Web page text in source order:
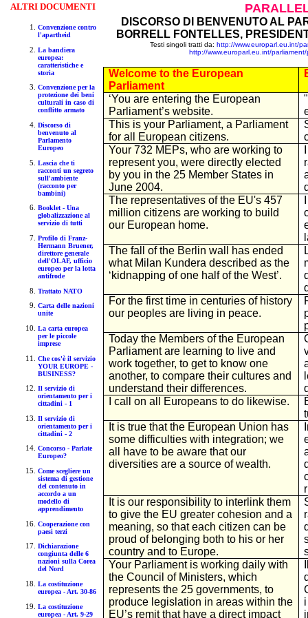
ALTRI DOCUMENTI
Convenzione contro
l'apartheid
La bandiera
europea:
caratteristiche e
storia
Convenzione per la
protezione dei beni
culturali in caso di
conflitto armato
Discorso di
benvenuto al
Parlamento
Europeo
Lascia che ti
racconti un segreto
sull'ambiente
(racconto per
bambini)
Booklet - Una
globalizzazione al
servizio di tutti
Profilo di Franz-
Hermann Bruener,
direttore generale
dell'OLAF, ufficio
europeo per la lotta
antifrode
Trattato NATO
Carta delle nazioni
unite
La carta europea
per le piccole
imprese
Che cos'è il servizio
YOUR EUROPE -
BUSINESS?
Il servizio di
orientamento per i
cittadini - 1
Il servizio di
orientamento per i
cittadini - 2
Concorso - Parlate
Europeo?
Come scegliere un
sistema di gestione
del contenuto in
accordo a un
modello di
apprendimento
Cooperazione con
paesi terzi
Dichiarazione
congiunta delle 6
nazioni sulla Corea
del Nord
La costituzione
europea - Art. 30-86
La costituzione
europea - Art. 9-29
DISCORSO DI BENVENUTO AL
BORRELL FONTELLES,
Testi singoli tratti da: http://www.europarl.eu.int/
http://www.europarl.eu.int/
Welcome to the European
Parliament
‘You are entering the European
Parliament’s website.
This is your Parliament, a Parliament
for all European citizens.
Your 732 MEPs, who are working to
represent you, were directly elected
by you in the 25 Member States in
June 2004.
The representatives of the EU's 457
million citizens are working to build
our European home.
The fall of the Berlin wall has ended
what Milan Kundera described as the
‘kidnapping of one half of the West’.
For the first time in centuries of history
our peoples are living in peace.
Today the Members of the European
Parliament are learning to live and
work together, to get to know one
another, to compare their cultures and
understand their differences.
I call on all Europeans to do likewise.
It is true that the European Union has
some difficulties with integration; we
all have to be aware that our
diversities are a source of wealth.
It is our responsibility to interlink them
to give the EU greater cohesion and a
meaning, so that each citizen can be
proud of belonging both to his or her
country and to Europe.
Your Parliament is working daily with
the Council of Ministers, which
represents the 25 governments, to
produce legislation in areas within the
EU’s remit that have a direct impact